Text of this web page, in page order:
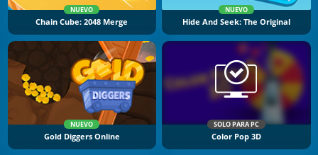
NUEVO
Chain Cube: 2048 Merge
NUEVO
Hide And Seek: The Original
NUEVO
Gold Diggers Online
SOLO PARA PC
Color Pop 3D